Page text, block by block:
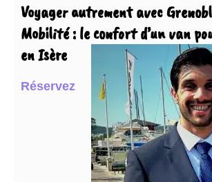
Voyager autrement avec
Mobilité : le confort d’un van
en Isère
Réservez